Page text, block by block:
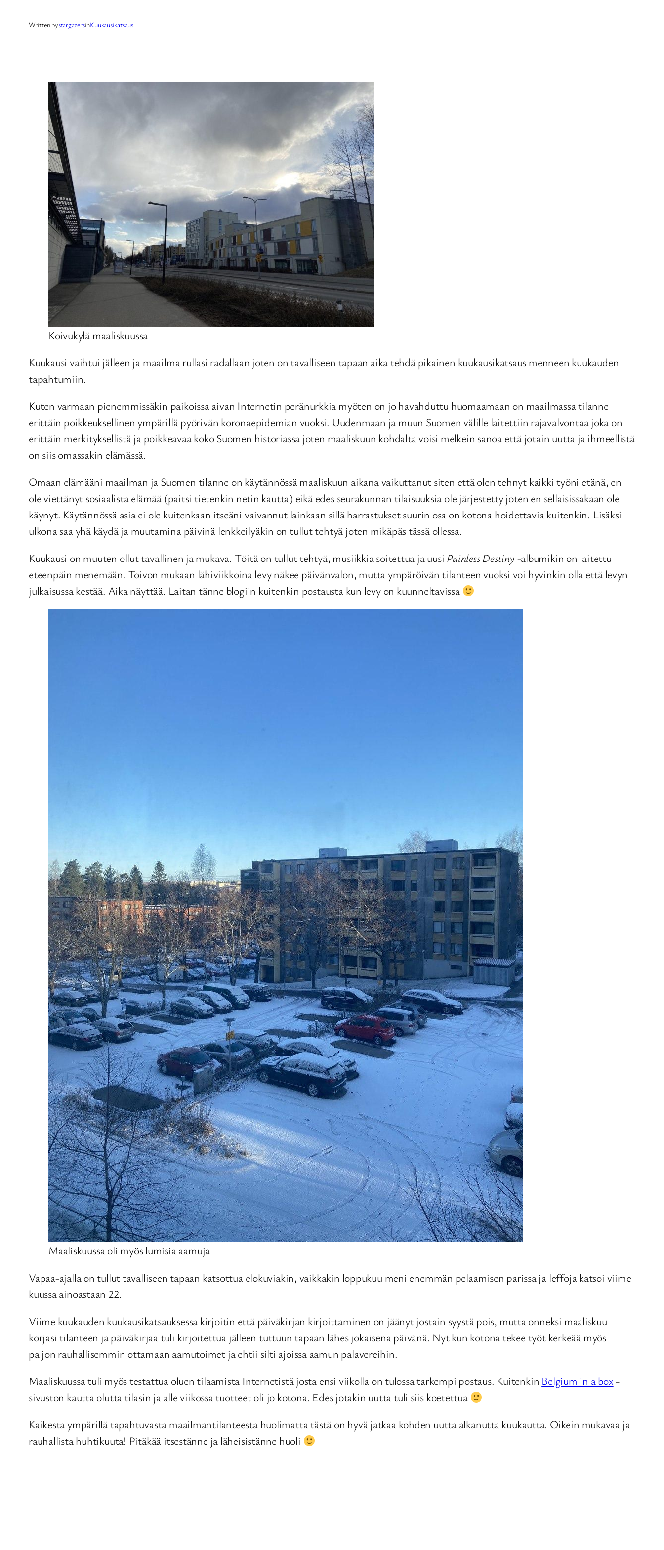
Written bystargazersinKuukausikatsaus
Koivukylä maaliskuussa
Kuukausi vaihtui jälleen ja maailma rullasi radallaan joten on tavalliseen tapaan aika tehdä pikainen kuukausikatsaus menneen kuukauden
tapahtumiin.
Kuten varmaan pienemmissäkin paikoissa aivan Internetin peränurkkia myöten on jo havahduttu huomaamaan on maailmassa tilanne
erittäin poikkeuksellinen ympärillä pyörivän koronaepidemian vuoksi. Uudenmaan ja muun Suomen välille laitettiin rajavalvontaa joka on
erittäin merkityksellistä ja poikkeavaa koko Suomen historiassa joten maaliskuun kohdalta voisi melkein sanoa että jotain uutta ja ihmeellistä
on siis omassakin elämässä.
Omaan elämääni maailman ja Suomen tilanne on käytännössä maaliskuun aikana vaikuttanut siten että olen tehnyt kaikki työni etänä, en
ole viettänyt sosiaalista elämää (paitsi tietenkin netin kautta) eikä edes seurakunnan tilaisuuksia ole järjestetty joten en sellaisissakaan ole
käynyt. Käytännössä asia ei ole kuitenkaan itseäni vaivannut lainkaan sillä harrastukset suurin osa on kotona hoidettavia kuitenkin. Lisäksi
ulkona saa yhä käydä ja muutamina päivinä lenkkeilyäkin on tullut tehtyä joten mikäpäs tässä ollessa.
Kuukausi on muuten ollut tavallinen ja mukava. Töitä on tullut tehtyä, musiikkia soitettua ja uusi Painless Destiny -albumikin on laitettu
eteenpäin menemään. Toivon mukaan lähiviikkoina levy näkee päivänvalon, mutta ympäröivän tilanteen vuoksi voi hyvinkin olla että levyn
julkaisussa kestää. Aika näyttää. Laitan tänne blogiin kuitenkin postausta kun levy on kuunneltavissa
Maaliskuussa oli myös lumisia aamuja
Vapaa-ajalla on tullut tavalliseen tapaan katsottua elokuviakin, vaikkakin loppukuu meni enemmän pelaamisen parissa ja leffoja katsoi viime
kuussa ainoastaan 22.
Viime kuukauden kuukausikatsauksessa kirjoitin että päiväkirjan kirjoittaminen on jäänyt jostain syystä pois, mutta onneksi maaliskuu
korjasi tilanteen ja päiväkirjaa tuli kirjoitettua jälleen tuttuun tapaan lähes jokaisena päivänä. Nyt kun kotona tekee työt kerkeää myös
paljon rauhallisemmin ottamaan aamutoimet ja ehtii silti ajoissa aamun palavereihin.
Maaliskuussa tuli myös testattua oluen tilaamista Internetistä josta ensi viikolla on tulossa tarkempi postaus. Kuitenkin Belgium in a box-
sivuston kautta olutta tilasin ja alle viikossa tuotteet oli jo kotona. Edes jotakin uutta tuli siis koetettua
Kaikesta ympärillä tapahtuvasta maailmantilanteesta huolimatta tästä on hyvä jatkaa kohden uutta alkanutta kuukautta. Oikein mukavaa ja
rauhallista huhtikuuta! Pitäkää itsestänne ja läheisistänne huoli